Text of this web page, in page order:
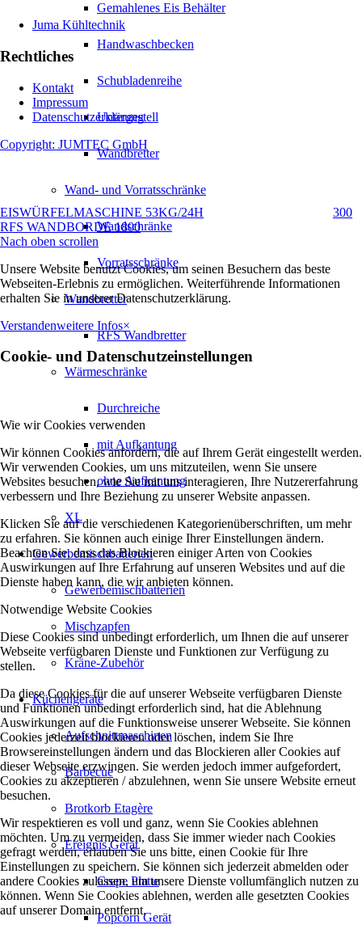
Gemahlenes Eis Behälter
Handwaschbecken
Schubladenreihe
Untergestell
Wandbretter
Wand- und Vorratsschränke
Wandschränke
Vorratsschränke
Wandbretter
RFS Wandbretter
Wärmeschränke
Durchreiche
mit Aufkantung
ohne Aufkantung
XL
Gewerbemischbatterien
Gewerbemischbatterien
Mischzapfen
Kräne-Zubehör
Küchengeräte
Aufschnittmaschinen
Barbecue
Brotkorb Etagère
Ereignis Gerät
Crepe Platte
Popcorn Gerät
Juma Kühltechnik
Rechtliches
Kontakt
Impressum
Datenschutzerklärung
Copyright: JUMTEC GmbH
EISWÜRFELMASCHINE 53KG/24H
300
RFS WANDBORDE 1800
Nach oben scrollen
Unsere Website benutzt Cookies, um seinen Besuchern das beste
Webseiten-Erlebnis zu ermöglichen. Weiterführende Informationen
erhalten Sie in unserer Datenschutzerklärung.
Verstandenweitere Infos×
Cookie- und Datenschutzeinstellungen
Wie wir Cookies verwenden
Wir können Cookies anfordern, die auf Ihrem Gerät eingestellt werden.
Wir verwenden Cookies, um uns mitzuteilen, wenn Sie unsere
Websites besuchen, wie Sie mit uns interagieren, Ihre Nutzererfahrung
verbessern und Ihre Beziehung zu unserer Website anpassen.
Klicken Sie auf die verschiedenen Kategorienüberschriften, um mehr
zu erfahren. Sie können auch einige Ihrer Einstellungen ändern.
Beachten Sie, dass das Blockieren einiger Arten von Cookies
Auswirkungen auf Ihre Erfahrung auf unseren Websites und auf die
Dienste haben kann, die wir anbieten können.
Notwendige Website Cookies
Diese Cookies sind unbedingt erforderlich, um Ihnen die auf unserer
Webseite verfügbaren Dienste und Funktionen zur Verfügung zu
stellen.
Da diese Cookies für die auf unserer Webseite verfügbaren Dienste
und Funktionen unbedingt erforderlich sind, hat die Ablehnung
Auswirkungen auf die Funktionsweise unserer Webseite. Sie können
Cookies jederzeit blockieren oder löschen, indem Sie Ihre
Browsereinstellungen ändern und das Blockieren aller Cookies auf
dieser Webseite erzwingen. Sie werden jedoch immer aufgefordert,
Cookies zu akzeptieren / abzulehnen, wenn Sie unsere Website erneut
besuchen.
Wir respektieren es voll und ganz, wenn Sie Cookies ablehnen
möchten. Um zu vermeiden, dass Sie immer wieder nach Cookies
gefragt werden, erlauben Sie uns bitte, einen Cookie für Ihre
Einstellungen zu speichern. Sie können sich jederzeit abmelden oder
andere Cookies zulassen, um unsere Dienste vollumfänglich nutzen zu
können. Wenn Sie Cookies ablehnen, werden alle gesetzten Cookies
auf unserer Domain entfernt.